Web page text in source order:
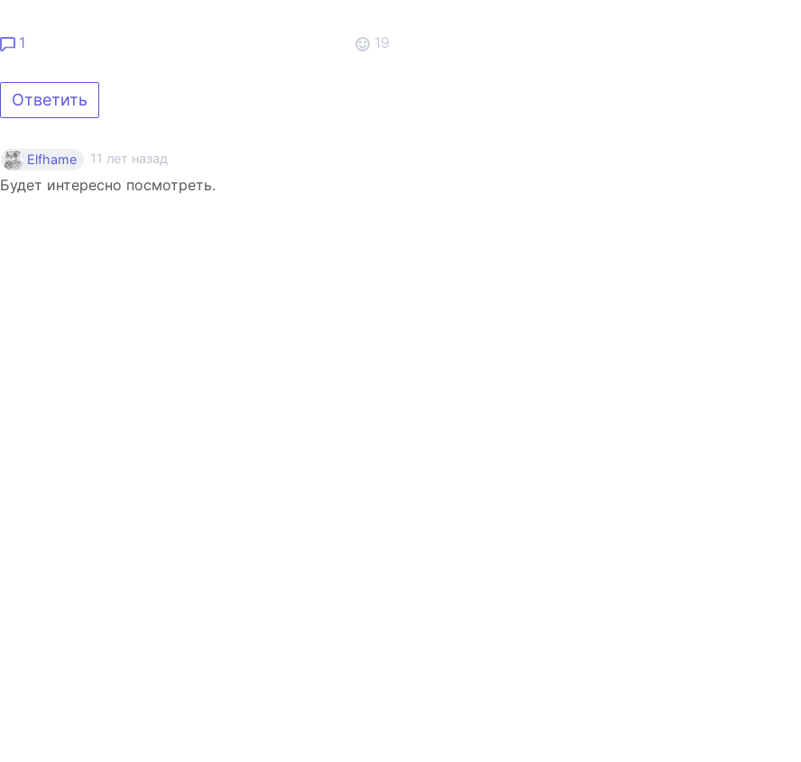
1 19
Ответить
Elfhame 11 лет назад
Будет интересно посмотреть.